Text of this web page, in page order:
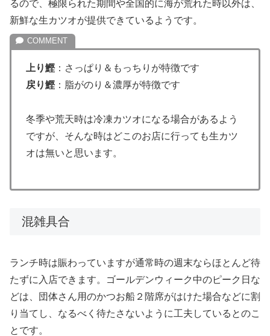
るので、極限られた期間や全国的に海が荒れた時以外は、
新鮮な生カツオが提供できているようです。
上り鰹：さっぱり＆もっちりが特徴です
戻り鰹：脂がのり＆濃厚が特徴です
冬季や荒天時は冷凍カツオになる場合があるよう
ですが、そんな時はどこのお店に行っても生カツ
オは無いと思います。
混雑具合
ランチ時は賑わっていますが通常時の週末ならほとんど待
たずに入店できます。ゴールデンウィーク中のピーク日な
どは、団体さん用のかつお船２階席がはけた場合などに割
り当てし、なるべく待たさないように工夫しているとのこ
とです。